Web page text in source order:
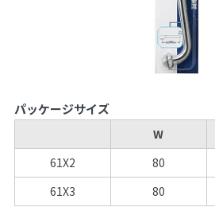
パッケージサイズ
W
61X2
80
61X3
80